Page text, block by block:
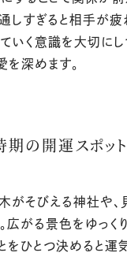
しすぎると相手が疲
いく意識を大切に
を深めます。
期の開運スポッ
がそびえる神社や
広がる景色をゆっく
をひとつ決めると運